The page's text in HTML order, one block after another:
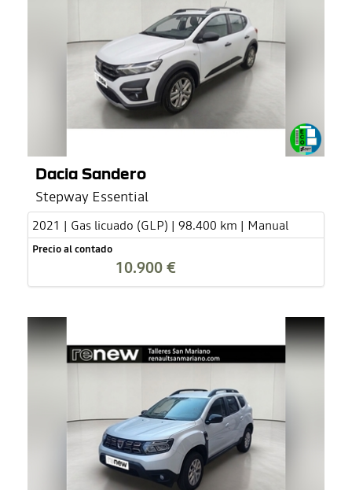
Dacia Sandero
Stepway Essential
2021 | Gas licuado (GLP) | 98.400 km | Manual
Precio al contado
10.900 €